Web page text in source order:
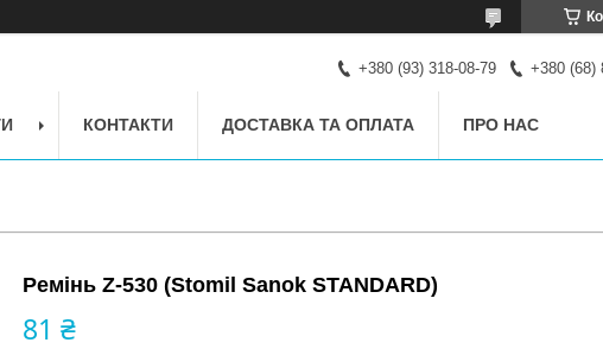
+380 (93) 318-08-79 +380 (68)
КОНТАКТИ ДОСТАВКА ТА ОПЛАТА ПРО НАС
Ремінь Z-530 (Stomil Sanok STANDARD)
81 ₴